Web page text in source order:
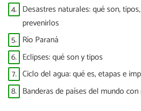
4. Desastres naturales: qué son,
prevenirlos
5. Río Paraná
6. Eclipses: qué son y tipos
7. Ciclo del agua: qué es, etapas e
8. Banderas de países del mundo